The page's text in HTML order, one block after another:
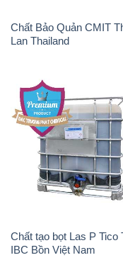
Chất tạo bọt Las P Tico
IBC Bồn Việt Nam